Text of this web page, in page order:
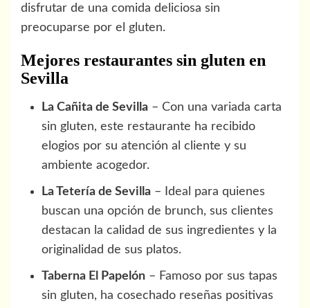
disfrutar de una comida deliciosa sin
preocuparse por el gluten.
Mejores restaurantes sin gluten en
Sevilla
La Cañita de Sevilla – Con una variada carta
sin gluten, este restaurante ha recibido
elogios por su atención al cliente y su
ambiente acogedor.
La Tetería de Sevilla – Ideal para quienes
buscan una opción de brunch, sus clientes
destacan la calidad de sus ingredientes y la
originalidad de sus platos.
Taberna El Papelón – Famoso por sus tapas
sin gluten, ha cosechado reseñas positivas